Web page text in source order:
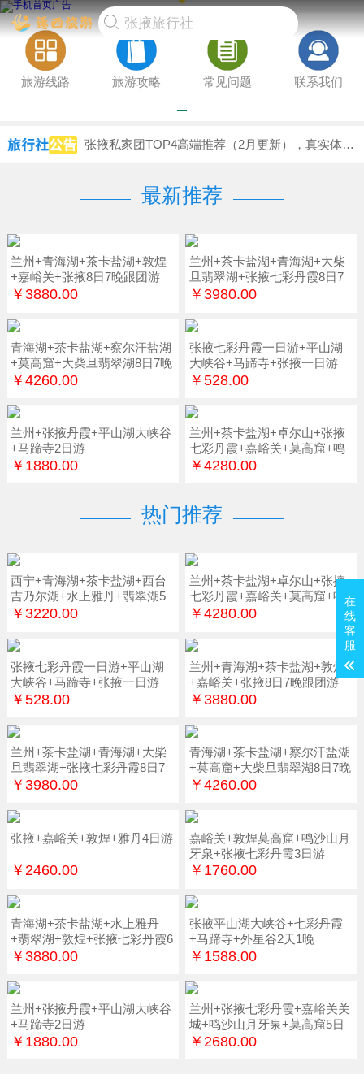
旅游线路 旅游攻略 常见问题 联系我们
张掖私家团TOP4高端推荐（2月更新），真实体验报告，爸妈放心游必备避坑方案
最新推荐
兰州+青海湖+茶卡盐湖+敦煌
+嘉峪关+张掖8日7晚跟团游
￥3880.00
兰州+茶卡盐湖+青海湖+大柴
旦翡翠湖+张掖七彩丹霞8日7
晚
￥3980.00
青海湖+茶卡盐湖+察尔汗盐湖
+莫高窟+大柴旦翡翠湖8日7晚
￥4260.00
张掖七彩丹霞一日游+平山湖
大峡谷+马蹄寺+张掖一日游
￥528.00
兰州+张掖丹霞+平山湖大峡谷
+马蹄寺2日游
￥1880.00
兰州+茶卡盐湖+卓尔山+张掖
七彩丹霞+嘉峪关+莫高窟+鸣
沙山7日游
￥4280.00
热门推荐
西宁+青海湖+茶卡盐湖+西台
吉乃尔湖+水上雅丹+翡翠湖5
日游
￥3220.00
兰州+茶卡盐湖+卓尔山+张掖
七彩丹霞+嘉峪关+莫高窟+鸣
沙山7日游
￥4280.00
张掖七彩丹霞一日游+平山湖
大峡谷+马蹄寺+张掖一日游
￥528.00
兰州+青海湖+茶卡盐湖+敦煌
+嘉峪关+张掖8日7晚跟团游
￥3880.00
兰州+茶卡盐湖+青海湖+大柴
旦翡翠湖+张掖七彩丹霞8日7
晚
￥3980.00
青海湖+茶卡盐湖+察尔汗盐湖
+莫高窟+大柴旦翡翠湖8日7晚
￥4260.00
张掖+嘉峪关+敦煌+雅丹4日游
￥2460.00
嘉峪关+敦煌莫高窟+鸣沙山月
牙泉+张掖七彩丹霞3日游
￥1760.00
青海湖+茶卡盐湖+水上雅丹
+翡翠湖+敦煌+张掖七彩丹霞6
日游
￥3880.00
张掖平山湖大峡谷+七彩丹霞
+马蹄寺+外星谷2天1晚
￥1588.00
兰州+张掖丹霞+平山湖大峡谷
+马蹄寺2日游
￥1880.00
兰州+张掖七彩丹霞+嘉峪关关
城+鸣沙山月牙泉+莫高窟5日
游
￥2680.00
在
线
客
服